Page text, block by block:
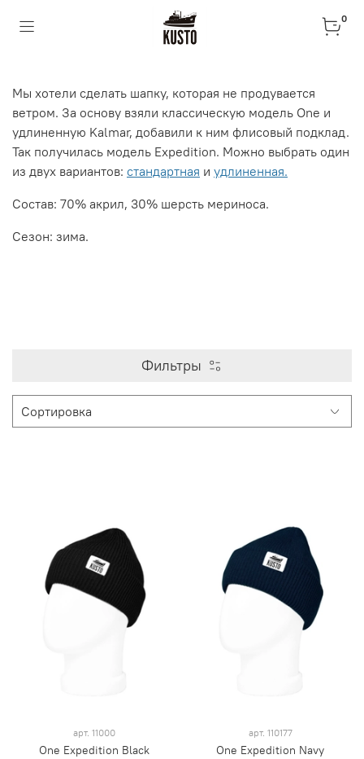
0
Мы хотели сделать шапку, которая не продувается
ветром. За основу взяли классическую модель One и
удлиненную Kalmar, добавили к ним флисовый подклад.
Так получилась модель Expedition. Можно выбрать один
из двух вариантов: стандартная и удлиненная.
Состав: 70% акрил, 30% шерсть мериноса.
Сезон: зима.
Фильтры
арт. 11000
One Expedition Black
арт. 110177
One Expedition Navy